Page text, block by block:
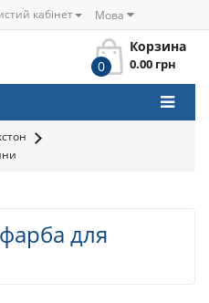
кабінет Мова
Корзина
0
0.00 грн
для